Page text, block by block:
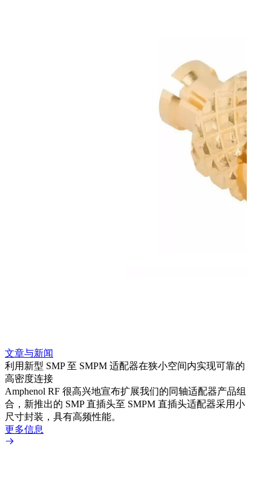
文章与新闻
利用新型 SMP 至 SMPM 适配器在狭小空间内实现可靠的
高密度连接
Amphenol RF 很高兴地宣布扩展我们的同轴适配器产品组
合，新推出的 SMP 直插头至 SMPM 直插头适配器采用小
尺寸封装，具有高频性能。
更多信息